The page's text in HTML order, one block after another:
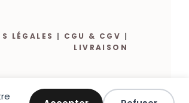
LÉGALES | CGU & CGV |
LIVRAISON